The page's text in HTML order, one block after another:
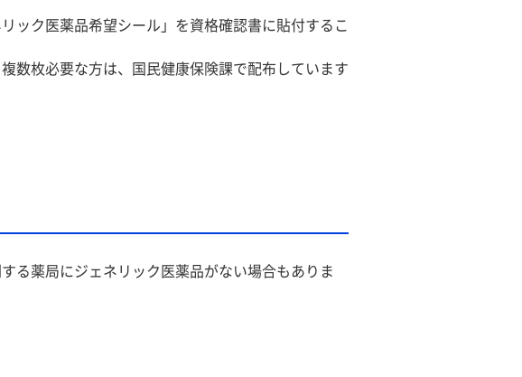
ック医薬品希望シール」を資格確認書に貼付するこ
数枚必要な方は、国民健康保険課で配布しています
る薬局にジェネリック医薬品がない場合もありま